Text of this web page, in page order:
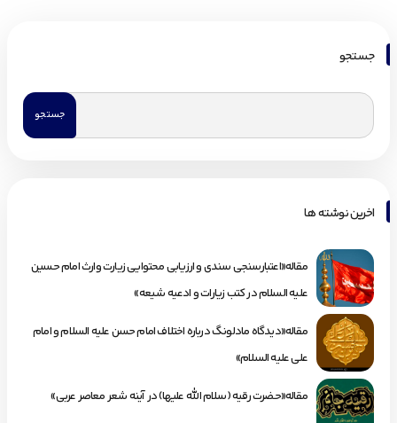
جستجو
اخرین نوشته ها
مقاله«اعتبارسنجی سندی و ارزیابی محتوایی زیارت وارث امام حسین
علیه السلام در کتب زیارات و ادعیه شیعه»
مقاله«دیدگاه مادلونگ درباره اختلاف امام حسن علیه السلام و امام
علی علیه السلام»
مقاله«حضرت رقیه (سلام الله علیها) در آینه شعر معاصر عربی»